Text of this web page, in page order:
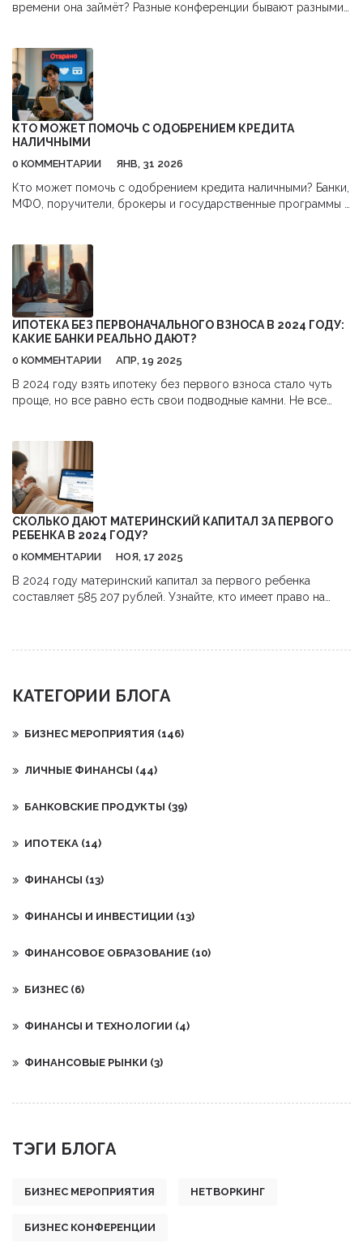
времени она займёт? Разные конференции бывают разными
факты о том, сколько длится конференция, что влияет на
тайминг и как заранее всё правильно распланировать.
Узнайте, как не устать, а получить максимум пользы.
Расскажем о плюсах, лайфхаках и неожиданных деталях,
которые пригодятся каждому участнику.
КТО МОЖЕТ ПОМОЧЬ С ОДОБРЕНИЕМ КРЕДИТА
НАЛИЧНЫМИ
0 КОММЕНТАРИИ ЯНВ, 31 2026
Кто может помочь с одобрением кредита наличными? Банки,
МФО, поручители, брокеры и государственные программы -
ИПОТЕКА БЕЗ ПЕРВОНАЧАЛЬНОГО ВЗНОСА В 2024 ГОДУ:
КАКИЕ БАНКИ РЕАЛЬНО ДАЮТ?
0 КОММЕНТАРИИ АПР, 19 2025
В 2024 году взять ипотеку без первого взноса стало чуть
проще, но все равно есть свои подводные камни. Не все
статье разберём, где реально одобряют нулевой взнос,
какие условия могут потребовать и на что обратить
внимание, чтобы не остаться в проигрыше. Приведу
конкретные примеры банков и советы, как повысить шансы
на одобрение. Расскажу о нюансах, чтобы вы точно знали, во
что ввязываетесь.
СКОЛЬКО ДАЮТ МАТЕРИНСКИЙ КАПИТАЛ ЗА ПЕРВОГО
РЕБЕНКА В 2024 ГОДУ?
0 КОММЕНТАРИИ НОЯ, 17 2025
В 2024 году материнский капитал за первого ребенка
составляет 585 207 рублей. Узнайте, кто имеет право на
КАТЕГОРИИ БЛОГА
БИЗНЕС МЕРОПРИЯТИЯ (146)
ЛИЧНЫЕ ФИНАНСЫ (44)
БАНКОВСКИЕ ПРОДУКТЫ (39)
ИПОТЕКА (14)
ФИНАНСЫ (13)
ФИНАНСЫ И ИНВЕСТИЦИИ (13)
ФИНАНСОВОЕ ОБРАЗОВАНИЕ (10)
БИЗНЕС (6)
ФИНАНСЫ И ТЕХНОЛОГИИ (4)
ФИНАНСОВЫЕ РЫНКИ (3)
ТЭГИ БЛОГА
БИЗНЕС МЕРОПРИЯТИЯ НЕТВОРКИНГ
БИЗНЕС КОНФЕРЕНЦИИ